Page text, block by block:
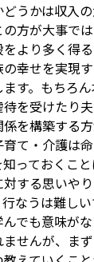
うかは収入
方が大事で
より多く得
幸せを実現
す。もちろ
を受けたり
を構築する
て・介護は
っておくこ
する思いや
なうは難し
でも意味が
せんが、ま